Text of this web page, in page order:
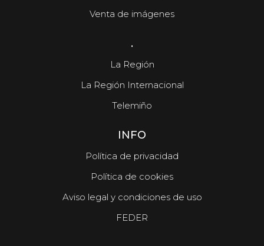
Venta de imágenes
.
La Región
La Región Internacional
Telemiño
INFO
Política de privacidad
Política de cookies
Aviso legal y condiciones de uso
FEDER